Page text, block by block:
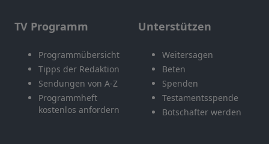
TV Programm
Programmübersicht
Tipps der Redaktion
Sendungen von A-Z
Programmheft
kostenlos anfordern
Unterstützen
Weitersagen
Beten
Spenden
Testamentsspende
Botschafter werden